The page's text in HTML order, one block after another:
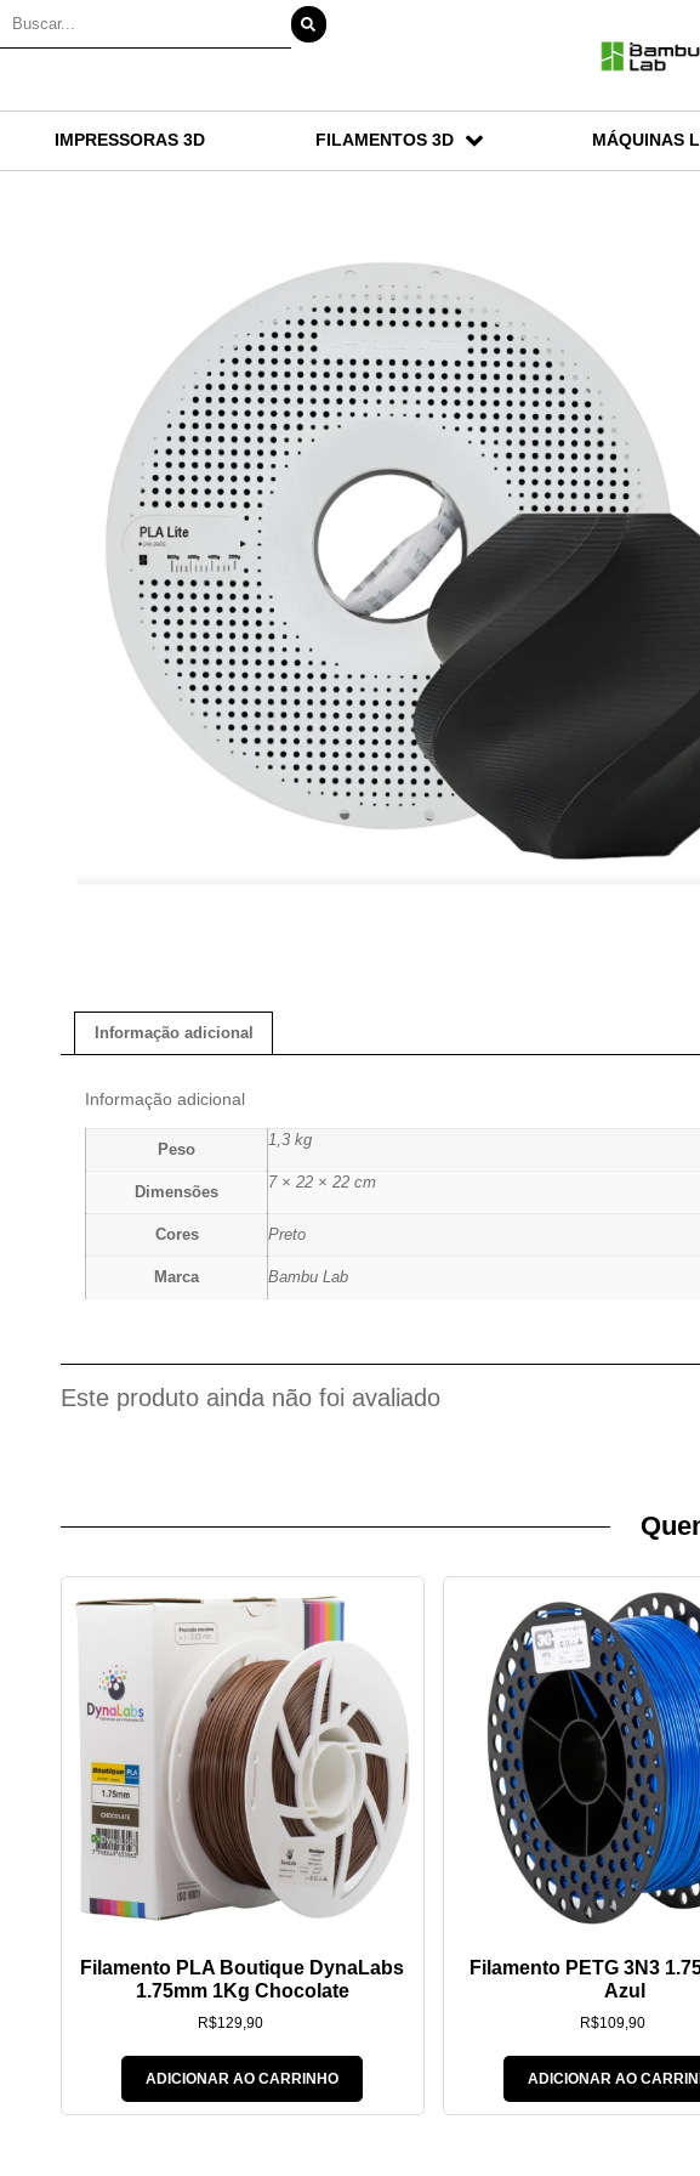
IMPRESSORAS 3D FILAMENTOS 3D MÁQUINAS
Informação adicional
Informação adicional
Peso
1,3 kg
Dimensões
7 × 22 × 22 cm
Cores Preto
Marca Bambu Lab
Este produto ainda não foi avaliado
Filamento PLA Boutique DynaLabs
1.75mm 1Kg Chocolate
R$129,90
ADICIONAR AO CARRINHO
Filamento PETG 3N3
Azul
R$109,90
ADICIONAR AO